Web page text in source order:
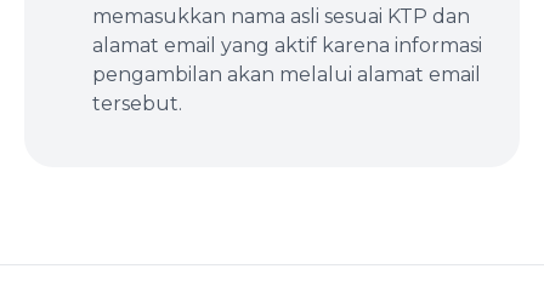
memasukkan nama asli sesuai KTP dan
alamat email yang aktif karena informasi
pengambilan akan melalui alamat email
tersebut.